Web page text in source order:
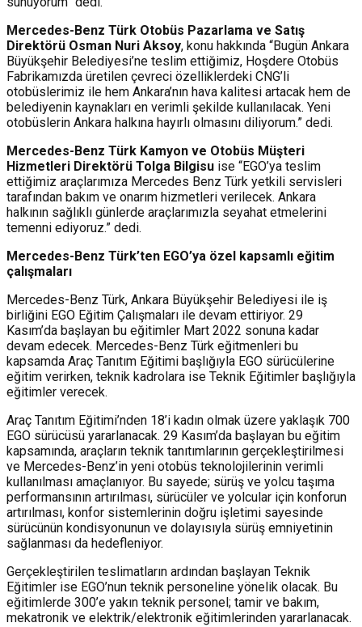
Mercedes-Benz Türk Otobüs Pazarlama ve Satış
Direktörü Osman Nuri Aksoy, konu hakkında “Bugün Ankara
Büyükşehir Belediyesi’ne teslim ettiğimiz, Hoşdere Otobüs
Fabrikamızda üretilen çevreci özelliklerdeki CNG’li
otobüslerimiz ile hem Ankara’nın hava kalitesi artacak hem de
belediyenin kaynakları en verimli şekilde kullanılacak. Yeni
otobüslerin Ankara halkına hayırlı olmasını diliyorum.” dedi.
Mercedes-Benz Türk Kamyon ve Otobüs Müşteri
Hizmetleri Direktörü Tolga Bilgisu ise “EGO’ya teslim
ettiğimiz araçlarımıza Mercedes Benz Türk yetkili servisleri
tarafından bakım ve onarım hizmetleri verilecek. Ankara
halkının sağlıklı günlerde araçlarımızla seyahat etmelerini
temenni ediyoruz.” dedi.
Mercedes-Benz Türk’ten EGO’ya özel kapsamlı eğitim
çalışmaları
Mercedes-Benz Türk, Ankara Büyükşehir Belediyesi ile iş
birliğini EGO Eğitim Çalışmaları ile devam ettiriyor. 29
Kasım’da başlayan bu eğitimler Mart 2022 sonuna kadar
devam edecek. Mercedes-Benz Türk eğitmenleri bu
kapsamda Araç Tanıtım Eğitimi başlığıyla EGO sürücülerine
eğitim verirken, teknik kadrolara ise Teknik Eğitimler başlığıyla
eğitimler verecek.
Araç Tanıtım Eğitimi’nden 18’i kadın olmak üzere yaklaşık 700
EGO sürücüsü yararlanacak. 29 Kasım’da başlayan bu eğitim
kapsamında, araçların teknik tanıtımlarının gerçekleştirilmesi
ve Mercedes-Benz’in yeni otobüs teknolojilerinin verimli
kullanılması amaçlanıyor. Bu sayede; sürüş ve yolcu taşıma
performansının artırılması, sürücüler ve yolcular için konforun
artırılması, konfor sistemlerinin doğru işletimi sayesinde
sürücünün kondisyonunun ve dolayısıyla sürüş emniyetinin
sağlanması da hedefleniyor.
Gerçekleştirilen teslimatların ardından başlayan Teknik
Eğitimler ise EGO’nun teknik personeline yönelik olacak. Bu
eğitimlerde 300’e yakın teknik personel; tamir ve bakım,
mekatronik ve elektrik/elektronik eğitimlerinden yararlanacak.